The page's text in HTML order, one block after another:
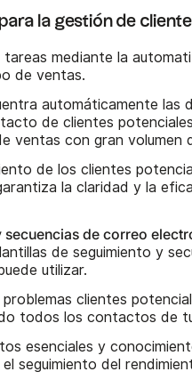
la gestión de
tareas mediante la
de ventas.
automáticamente las
de clientes
ventas con gran volumen
de los clientes
la claridad y la
de correo
de seguimiento y
utilizar.
clientes
todos los contactos de
esenciales y
seguimiento del